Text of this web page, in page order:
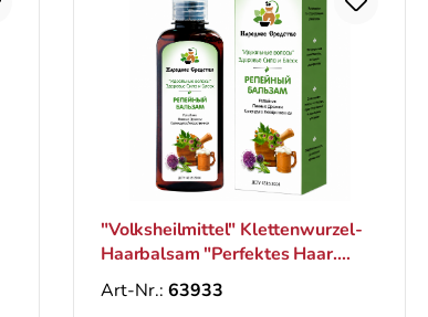
"Volksheilmittel" Klettenwurzel-
Haarbalsam "Perfektes Haar.
Gesundheit, Kraft und Glanz", 200
ml
Art-Nr.: 63933